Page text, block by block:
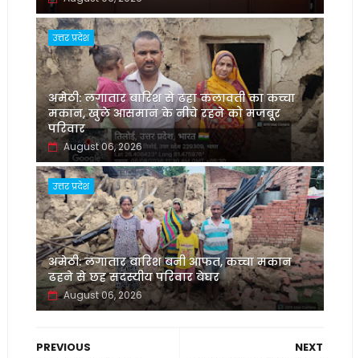
उत्तर प्रदेश
अमेठी: लगातार बारिश से ढहा कलावती का कच्चा
मकान, खुले आसमान के नीचे रहने को मजबूर
परिवार
August 06, 2026
उत्तर प्रदेश
अमेठी: लगातार बारिश बनी आफत, कच्चा मकान
ढहने से छह सदस्यीय परिवार बेघर
August 06, 2026
NEXT
PREVIOUS